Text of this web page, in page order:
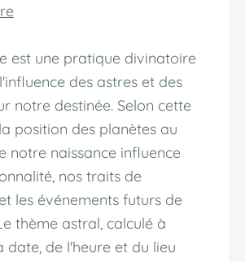
est une pratique divinatoire
des astres et des
notre destinée. Selon cette
position des planètes au
notre naissance influence
nos traits de
les événements futurs de
thème astral, calculé à
date, de l'heure et du lieu